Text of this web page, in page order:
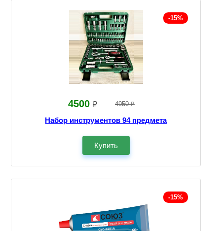
-15%
4500 ₽ 4950 ₽
Набор инструментов 94 предмета
Купить
-15%